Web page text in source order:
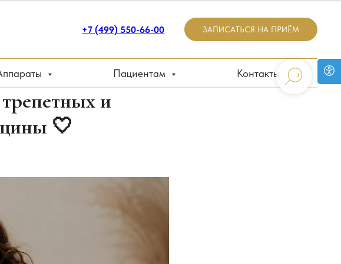
+7 (499) 550-66-00 ЗАПИСАТЬСЯ НА ПРИЁМ
Пациентам Контакты
и
🤍